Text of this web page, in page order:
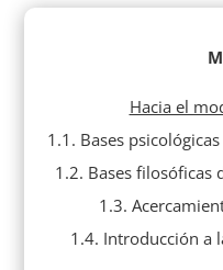
Hacia el
1.1. Bases
1.2. Bases filosóficas
1.3.
1.4. Introducción a